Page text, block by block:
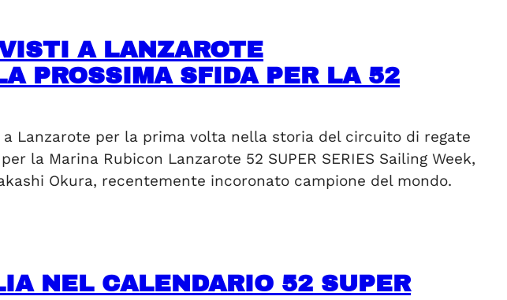
A LANZAROTE
PROSSIMA SFIDA PER LA 52
a Lanzarote per la prima volta nella storia del circuito di regate
la Marina Rubicon Lanzarote 52 SUPER SERIES Sailing Week,
Okura, recentemente incoronato campione del mondo.
NEL CALENDARIO 52 SUPER